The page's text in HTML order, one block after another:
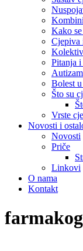
Kako
Cjepiva
Pitanja
Bolest
Što su
Vrste
Novosti i
Novosti
Priče
Linkovi
O nama
Kontakt